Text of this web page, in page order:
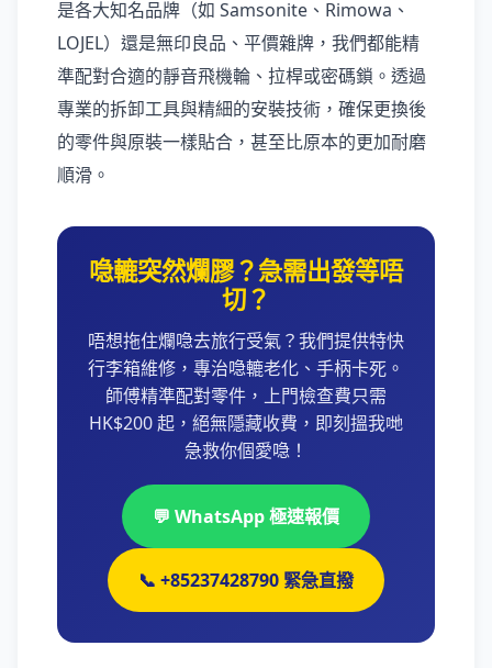
是各大知名品牌（如 Samsonite、Rimowa、
LOJEL）還是無印良品、平價雜牌，我們都能精
準配對合適的靜音飛機輪、拉桿或密碼鎖。透過
專業的拆卸工具與精細的安裝技術，確保更換後
的零件與原裝一樣貼合，甚至比原本的更加耐磨
順滑。
喼轆突然爛膠？急需出發等唔
切？
唔想拖住爛喼去旅行受氣？我們提供特快
行李箱維修，專治喼轆老化、手柄卡死。
師傅精準配對零件，上門檢查費只需
HK$200 起，絕無隱藏收費，即刻搵我哋
急救你個愛喼！
💬 WhatsApp 極速報價
📞 +85237428790 緊急直撥